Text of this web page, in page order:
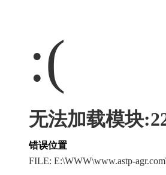
:(
无法加载模块
错误位置
FILE: E:\WWW\www.astp-